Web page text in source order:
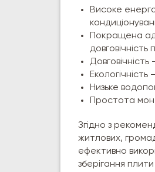
Високе
Покращена
довговічність
Низьке
Простота
Згідно з
житлових,
ефективно
зберігання